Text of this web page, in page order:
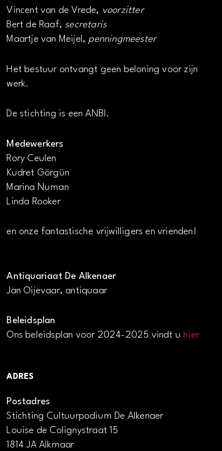
Vincent van de Vrede, voorzitter
Bert de Raaf, secretaris
Maartje van Meijel, penningmeester
Het bestuur ontvangt geen beloning voor zijn
werk.
De stichting is een ANBI.
Medewerkers
Rory Ceulen
Kudret Görgün
Marina Numan
Linda Rooker
en onze fantastische vrijwilligers en vrienden!
Antiquariaat De Alkenaer
Jan Oijevaar, antiquaar
Beleidsplan
Ons beleidsplan voor 2024-2025 vindt uhier
ADRES
Postadres
Stichting Cultuurpodium De Alkenaer
Louise de Colignystraat 15
1814 JA Alkmaar